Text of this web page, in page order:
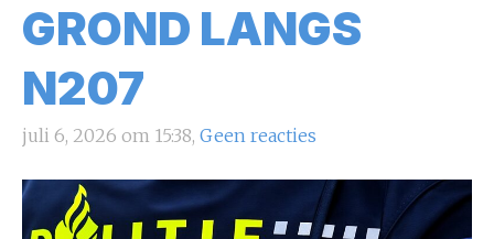
GROND LANGS
N207
juli 6, 2026 om 15:38, Geen reacties